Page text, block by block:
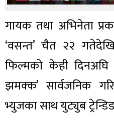
गायक तथा अभिनेता
‘वसन्त’ चैत २२
फिल्मको केही दिनअघि
झमक्क’ सार्वजनिक
भ्युजका साथ युट्युब